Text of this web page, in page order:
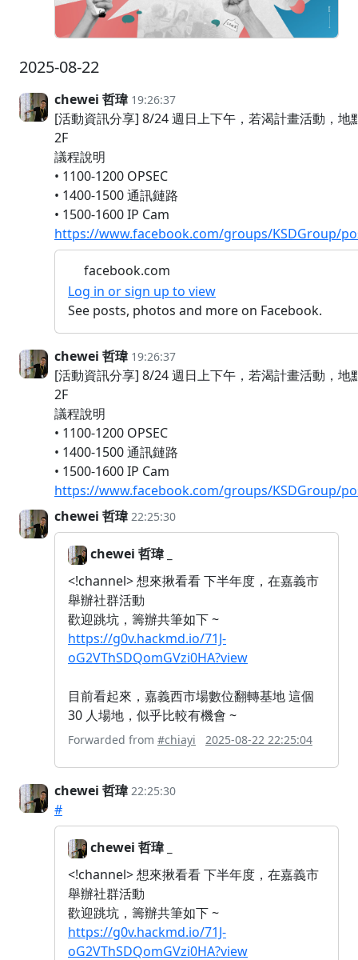
2025-08-22
chewei 哲瑋 19:26:37
[活動資訊分享] 8/24 週日上下午，若渴計畫活動，地
2F
議程說明
• 1100-1200 OPSEC
• 1400-1500 通訊鏈路
• 1500-1600 IP Cam
https://www.facebook.com/groups/KSDGroup/
facebook.com
Log in or sign up to view
See posts, photos and more on Facebook.
chewei 哲瑋 19:26:37
[活動資訊分享] 8/24 週日上下午，若渴計畫活動，地
2F
議程說明
• 1100-1200 OPSEC
• 1400-1500 通訊鏈路
• 1500-1600 IP Cam
https://www.facebook.com/groups/KSDGroup/
chewei 哲瑋 22:25:30
chewei 哲瑋 _
<!channel> 想來揪看看 下半年度，在嘉義市
舉辦社群活動
歡迎跳坑，籌辦共筆如下 ~
https://g0v.hackmd.io/71J-
oG2VThSDQomGVzi0HA?view
目前看起來，嘉義西市場數位翻轉基地 這個
30 人場地，似乎比較有機會 ~
Forwarded from #chiayi 2025-08-22 22:25:04
chewei 哲瑋 22:25:30
#
chewei 哲瑋 _
<!channel> 想來揪看看 下半年度，在嘉義市
舉辦社群活動
歡迎跳坑，籌辦共筆如下 ~
https://g0v.hackmd.io/71J-
oG2VThSDQomGVzi0HA?view